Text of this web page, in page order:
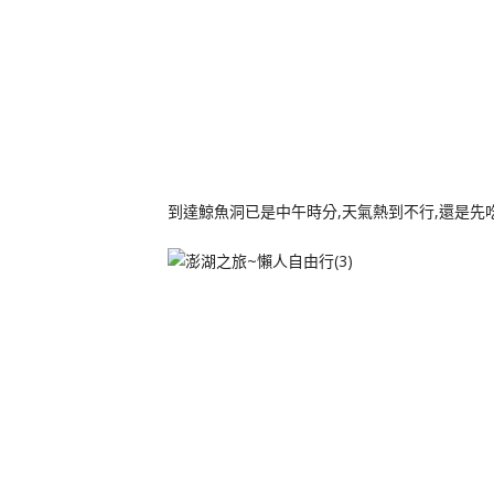
到達鯨魚洞已是中午時分,天氣熱到不行,還是先